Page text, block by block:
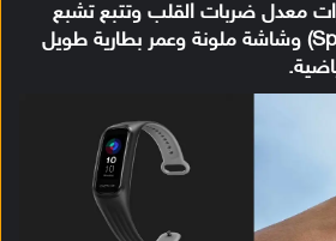
معدل ضربات القلب وتتبع تشبع
الأكسجين في الدم (SpO2) وشاشة ملونة وعمر بطارية طويل